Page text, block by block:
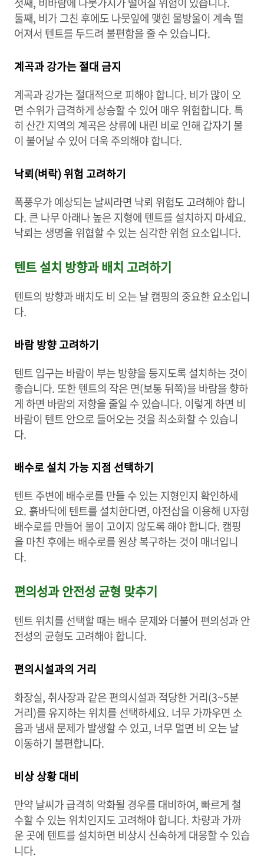
둘째, 비가 그친 후에도 나뭇잎에 맺힌 물방울이 계속 떨
어져서 텐트를 두드려 불편함을 줄 수 있습니다.
계곡과 강가는 절대 금지
계곡과 강가는 절대적으로 피해야 합니다. 비가 많이 오
면 수위가 급격하게 상승할 수 있어 매우 위험합니다. 특
히 산간 지역의 계곡은 상류에 내린 비로 인해 갑자기 물
이 불어날 수 있어 더욱 주의해야 합니다.
낙뢰(벼락) 위험 고려하기
폭풍우가 예상되는 날씨라면 낙뢰 위험도 고려해야 합니
다. 큰 나무 아래나 높은 지형에 텐트를 설치하지 마세요.
낙뢰는 생명을 위협할 수 있는 심각한 위험 요소입니다.
텐트 설치 방향과 배치 고려하기
텐트의 방향과 배치도 비 오는 날 캠핑의 중요한 요소입니
다.
바람 방향 고려하기
텐트 입구는 바람이 부는 방향을 등지도록 설치하는 것이
좋습니다. 또한 텐트의 작은 면(보통 뒤쪽)을 바람을 향하
게 하면 바람의 저항을 줄일 수 있습니다. 이렇게 하면 비
바람이 텐트 안으로 들어오는 것을 최소화할 수 있습니
다.
배수로 설치 가능 지점 선택하기
텐트 주변에 배수로를 만들 수 있는 지형인지 확인하세
요. 흙바닥에 텐트를 설치한다면, 야전삽을 이용해 U자형
배수로를 만들어 물이 고이지 않도록 해야 합니다. 캠핑
을 마친 후에는 배수로를 원상 복구하는 것이 매너입니
다.
편의성과 안전성 균형 맞추기
텐트 위치를 선택할 때는 배수 문제와 더불어 편의성과 안
전성의 균형도 고려해야 합니다.
편의시설과의 거리
화장실, 취사장과 같은 편의시설과 적당한 거리(3~5분
거리)를 유지하는 위치를 선택하세요. 너무 가까우면 소
음과 냄새 문제가 발생할 수 있고, 너무 멀면 비 오는 날
이동하기 불편합니다.
비상 상황 대비
만약 날씨가 급격히 악화될 경우를 대비하여, 빠르게 철
수할 수 있는 위치인지도 고려해야 합니다. 차량과 가까
운 곳에 텐트를 설치하면 비상시 신속하게 대응할 수 있습
니다.